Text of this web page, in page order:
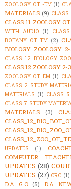
ZOOLOGY OT -EM (1)
MATERIALS (9) CLASS
CLASS 11 ZOOLOGY
WITH AUDIO (1)
BOTANY OT TM (2)
BIOLOGY ZOOLOGY
CLASS 12 BIOLOGY
CLASS 12 ZOOLOGY 2-
ZOOLOGY OT EM (1)
CLASS 2 STUDY
MATERIALS (1) CLASS 5
CLASS 7 STUDY
MATERIALS
(3)
UPDATES
(1)
COMPUTER
UPDATES (28)
UPDATES (27) CRC (1)
D.A G.O (5) D.A